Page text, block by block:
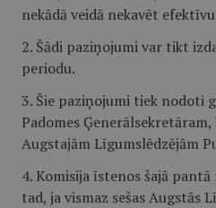
nekādā veidā nekavēt
2. Šādi paziņojumi var tikt
periodu.
3. Šie paziņojumi tiek nodoti
Padomes
Augstajām Līgumslēdzējām
4. Komisija īstenos šajā
tad, ja vismaz sešas Augstās